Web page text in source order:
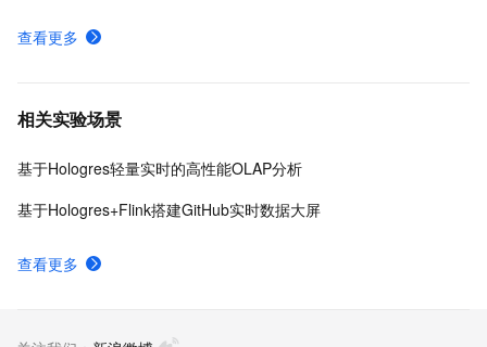
查看更多
相关实验场景
基于Hologres轻量实时的高性能OLAP分析
基于Hologres+Flink搭建GitHub实时数据大屏
查看更多